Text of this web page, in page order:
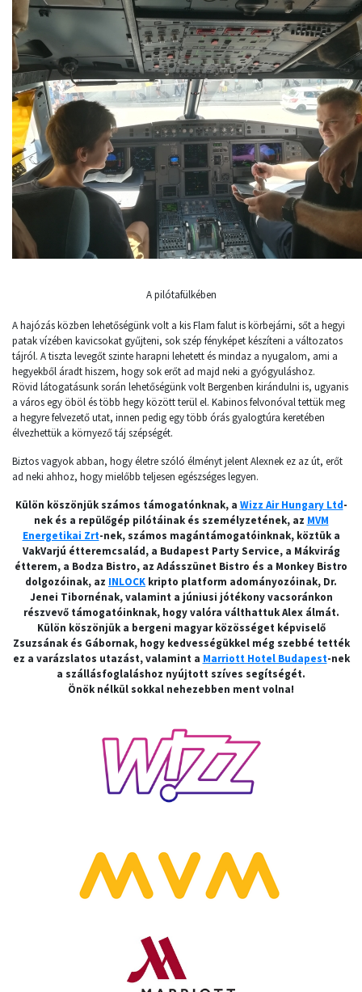
A pilótafülkében
A hajózás közben lehetőségünk volt a kis Flam falut is körbejárni, sőt a hegyi
patak vízében kavicsokat gyűjteni, sok szép fényképet készíteni a változatos
tájról. A tiszta levegőt szinte harapni lehetett és mindaz a nyugalom, ami a
hegyekből áradt hiszem, hogy sok erőt ad majd neki a gyógyuláshoz.
Rövid látogatásunk során lehetőségünk volt Bergenben kirándulni is, ugyanis
a város egy öböl és több hegy között terül el. Kabinos felvonóval tettük meg
a hegyre felvezető utat, innen pedig egy több órás gyalogtúra keretében
élvezhettük a környező táj szépségét.
Biztos vagyok abban, hogy életre szóló élményt jelent Alexnek ez az út, erőt
ad neki ahhoz, hogy mielőbb teljesen egészséges legyen.
Külön köszönjük számos támogatónknak, a Wizz Air Hungary Ltd-
nek és a repülőgép pilótáinak és személyzetének, az MVM
Energetikai Zrt-nek, számos magántámogatóinknak, köztük a
VakVarjú étteremcsalád, a Budapest Party Service, a Mákvirág
étterem, a Bodza Bistro, az Adásszünet Bistro és a Monkey Bistro
dolgozóinak, az INLOCK kripto platform adományozóinak, Dr.
Jenei Tibornénak, valamint a júniusi jótékony vacsoránkon
részvevő támogatóinknak, hogy valóra válthattuk Alex álmát.
Külön köszönjük a bergeni magyar közösséget képviselő
Zsuzsának és Gábornak, hogy kedvességükkel még szebbé tették
ez a varázslatos utazást, valamint a Marriott Hotel Budapest-nek
a szállásfoglaláshoz nyújtott szíves segítségét.
Önök nélkül sokkal nehezebben ment volna!